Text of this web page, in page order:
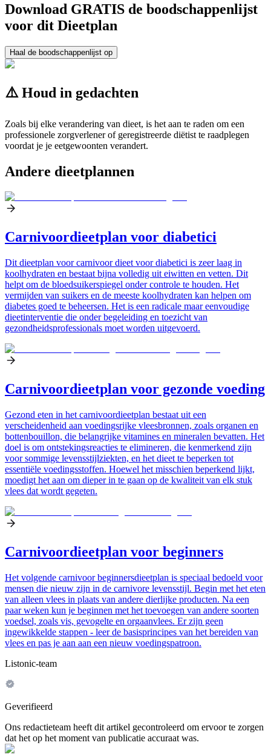
Download GRATIS de boodschappenlijst
voor dit Dieetplan
Haal de boodschappenlijst op
⚠️ Houd in gedachten
Zoals bij elke verandering van dieet, is het aan te raden om een
professionele zorgverlener of geregistreerde diëtist te raadplegen
voordat je je eetgewoonten verandert.
Andere dieetplannen
Carnivoordieetplan voor diabetici
Dit dieetplan voor carnivoor dieet voor diabetici is zeer laag in
koolhydraten en bestaat bijna volledig uit eiwitten en vetten. Dit
helpt om de bloedsuikerspiegel onder controle te houden. Het
vermijden van suikers en de meeste koolhydraten kan helpen om
diabetes goed te beheersen. Het is een radicale maar eenvoudige
dieetinterventie die onder begeleiding en toezicht van
gezondheidsprofessionals moet worden uitgevoerd.
Carnivoordieetplan voor gezonde voeding
Gezond eten in het carnivoordieetplan bestaat uit een
verscheidenheid aan voedingsrijke vleesbronnen, zoals organen en
bottenbouillon, die belangrijke vitamines en mineralen bevatten. Het
doel is om ontstekingsreacties te elimineren, die kenmerkend zijn
voor sommige levensstijlziekten, en het dieet te beperken tot
essentiële voedingsstoffen. Hoewel het misschien beperkend lijkt,
moedigt het aan om dieper in te gaan op de kwaliteit van elk stuk
vlees dat wordt gegeten.
Carnivoordieetplan voor beginners
Het volgende carnivoor beginnersdieetplan is speciaal bedoeld voor
mensen die nieuw zijn in de carnivore levensstijl. Begin met het eten
van alleen vlees in plaats van andere dierlijke producten. Na een
paar weken kun je beginnen met het toevoegen van andere soorten
voedsel, zoals vis, gevogelte en orgaanvlees. Er zijn geen
ingewikkelde stappen - leer de basisprincipes van het bereiden van
vlees en pas je aan aan een nieuw voedingspatroon.
Listonic-team
Geverifieerd
Ons redactieteam heeft dit artikel gecontroleerd om ervoor te zorgen
dat het op het moment van publicatie accuraat was.